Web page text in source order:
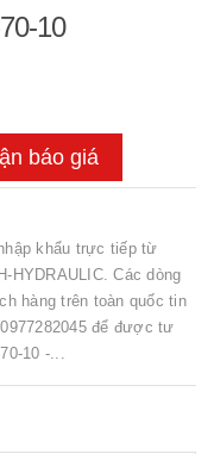
10
báo giá
khẩu trực tiếp từ
HYDRAULIC. Các dòng
hàng trên toàn quốc tin
để được tư
10 -...